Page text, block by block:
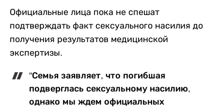
Официальные лица пока не спешат
подтверждать факт сексуального насилия до
получения результатов медицинской
экспертизы.
"Семья заявляет, что погибшая
подверглась сексуальному насилию,
однако мы ждем официальных